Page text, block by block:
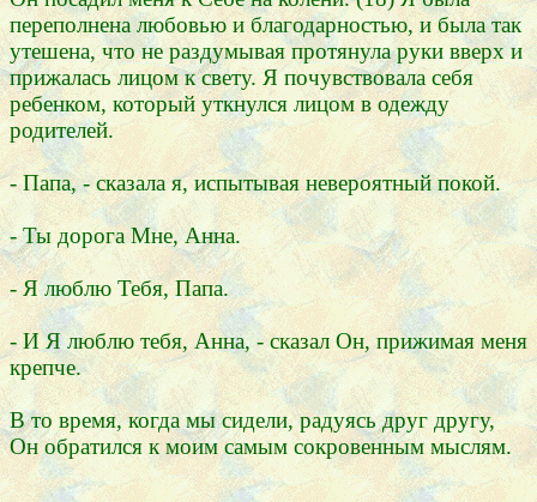
переполнена любовью и благодарностью, и была так
утешена, что не раздумывая протянула руки вверх и
прижалась лицом к свету. Я почувствовала себя
ребенком, который уткнулся лицом в одежду
родителей.
- Папа, - сказала я, испытывая невероятный покой.
- Ты дорога Мне, Анна.
- Я люблю Тебя, Папа.
- И Я люблю тебя, Анна, - сказал Он, прижимая меня
крепче.
В то время, когда мы сидели, радуясь друг другу,
Он обратился к моим самым сокровенным мыслям.